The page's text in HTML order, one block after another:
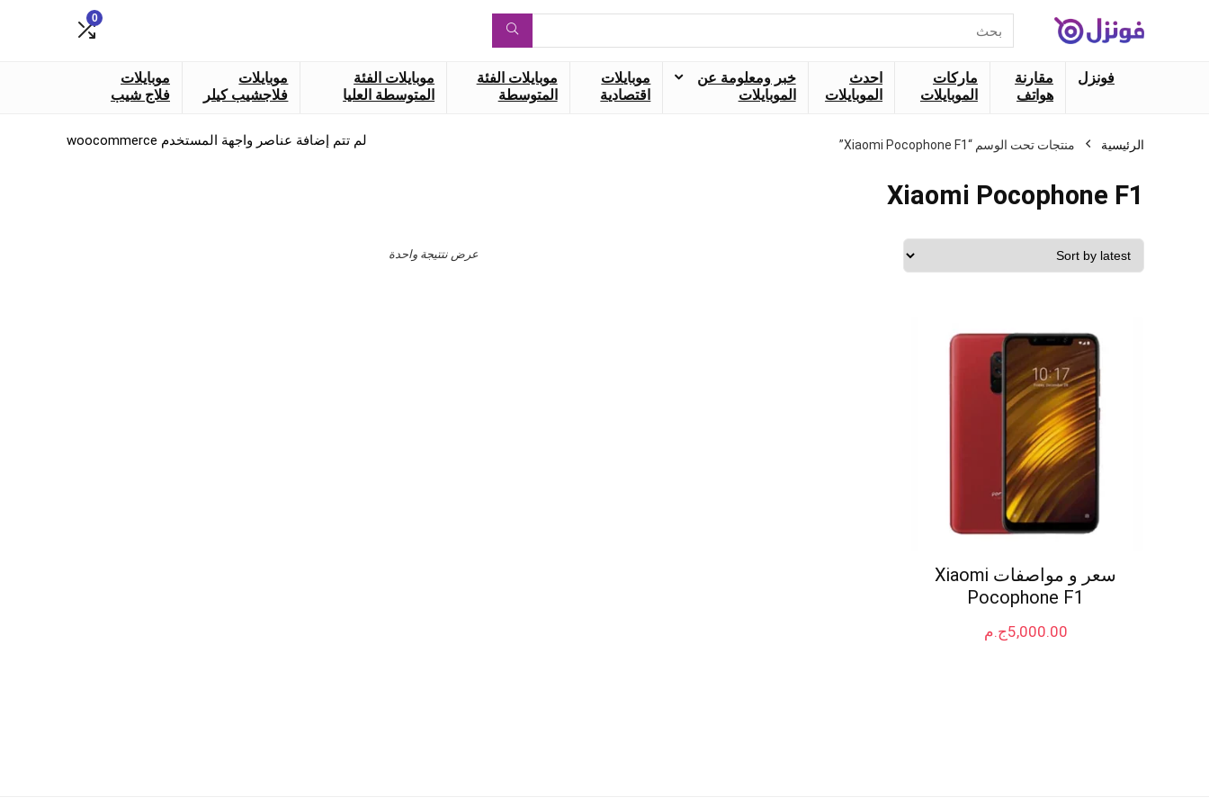
عن:
0
فونزل
مقارنة
هواتف
ماركات
الموبايلات
احدث
الموبايلات
خبر ومعلومة عن
الموبايلات
موبايلات
اقتصادية
موبايلات الفئة
المتوسطة
موبايلات الفئة
المتوسطة العليا
موبايلات
فلاجشيب كيلر
موبايلات
فلاج شيب
الرئيسية منتجات تحت الوسم “Xiaomi Pocophone F1”
Xiaomi Pocophone F1
عرض نتتيجة واحدة
سعر و مواصفات Xiaomi
Pocophone F1
ج.م5,000.00
لم تتم إضافة عناصر واجهة المستخدم woocommerce